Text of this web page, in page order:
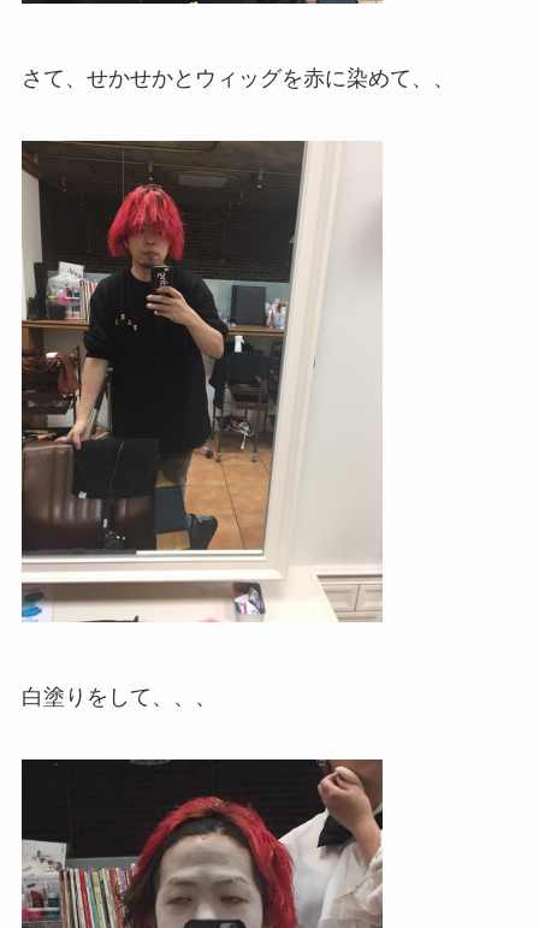
さて、せかせかとウィッグを赤に染めて、、
白塗りをして、、、